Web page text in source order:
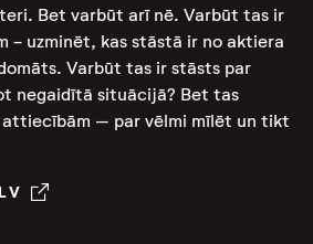
Bet varbūt arī nē. Varbūt tas ir
- uzminēt, kas stāstā ir no aktiera
Varbūt tas ir stāsts par
negaidītā situācijā? Bet tas
– par vēlmi mīlēt un tikt